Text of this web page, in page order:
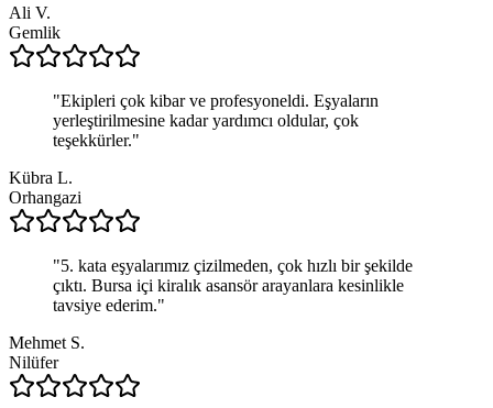
Ali V.
Gemlik
"Ekipleri çok kibar ve profesyoneldi. Eşyaların
yerleştirilmesine kadar yardımcı oldular, çok
teşekkürler."
Kübra L.
Orhangazi
"5. kata eşyalarımız çizilmeden, çok hızlı bir şekilde
çıktı. Bursa içi kiralık asansör arayanlara kesinlikle
tavsiye ederim."
Mehmet S.
Nilüfer